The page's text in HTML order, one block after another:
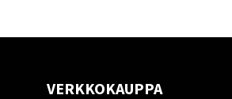
VERKKOKAUPPA